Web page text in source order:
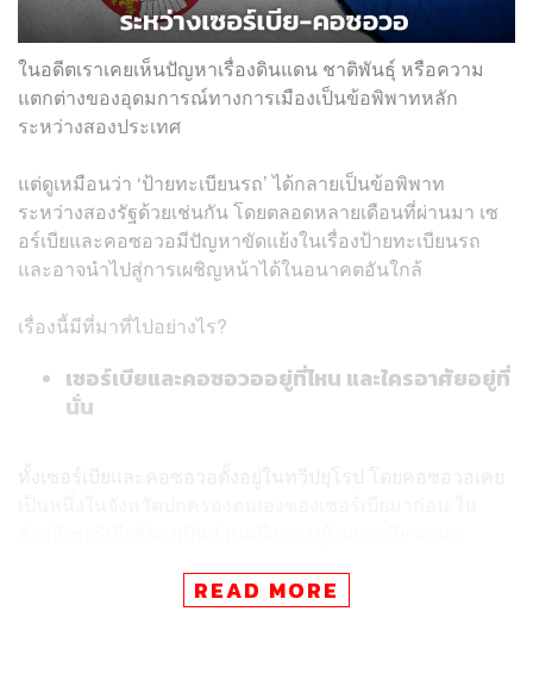
ในอดีตเราเคยเห็นปัญหาเรื่องดินแดน ชาติพันธุ์ หรือความ
แตกต่างของอุดมการณ์ทางการเมืองเป็นข้อพิพาทหลัก
ระหว่างสองประเทศ
แต่ดูเหมือนว่า ‘ป้ายทะเบียนรถ’ ได้กลายเป็นข้อพิพาท
ระหว่างสองรัฐด้วยเช่นกัน โดยตลอดหลายเดือนที่ผ่านมา เซ
อร์เบียและคอซอวอมีปัญหาขัดแย้งในเรื่องป้ายทะเบียนรถ
และอาจนำไปสู่การเผชิญหน้าได้ในอนาคตอันใกล้
เรื่องนี้มีที่มาที่ไปอย่างไร?
เซอร์เบียและคอซอวออยู่ที่ไหน และใครอาศัยอยู่ที่
นั่น
ทั้งเซอร์เบียและคอซอวอตั้งอยู่ในทวีปยุโรป โดยคอซอวอเคย
เมษายน 1992 จึงทำให้ประเทศและดินแดนต่างๆ ที่เคยเป็น
READ MORE